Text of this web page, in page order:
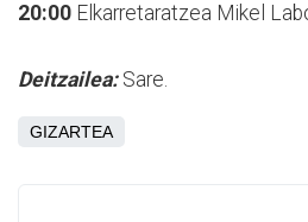
20:00 Elkarretaratzea Mikel
Deitzailea:Sare.
GIZARTEA